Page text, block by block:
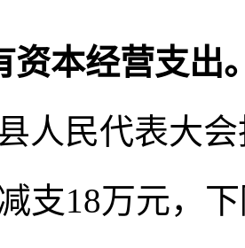
资本经营支出
人民代表大
支18万元，